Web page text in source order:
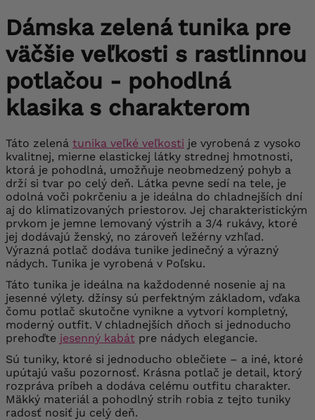
Dámska zelená tunika pre
väčšie veľkosti s rastlinnou
potlačou - pohodlná
klasika s charakterom
Táto zelená tunika veľké veľkosti je vyrobená z vysoko
kvalitnej, mierne elastickej látky strednej hmotnosti,
ktorá je pohodlná, umožňuje neobmedzený pohyb a
drží si tvar po celý deň. Látka pevne sedí na tele, je
odolná voči pokrčeniu a je ideálna do chladnejších dní
aj do klimatizovaných priestorov. Jej charakteristickým
prvkom je jemne lemovaný výstrih a 3/4 rukávy, ktoré
jej dodávajú ženský, no zároveň ležérny vzhľad.
Výrazná potlač dodáva tunike jedinečný a výrazný
nádych. Tunika je vyrobená v Poľsku.
Táto tunika je ideálna na každodenné nosenie aj na
jesenné výlety. džínsy sú perfektným základom, vďaka
čomu potlač skutočne vynikne a vytvorí kompletný,
moderný outfit. V chladnejších dňoch si jednoducho
prehoďte jesenný kabát pre nádych elegancie.
Sú tuniky, ktoré si jednoducho oblečiete – a iné, ktoré
upútajú vašu pozornosť. Krásna potlač je detail, ktorý
rozpráva príbeh a dodáva celému outfitu charakter.
Mäkký materiál a pohodlný strih robia z tejto tuniky
radosť nosiť ju celý deň.